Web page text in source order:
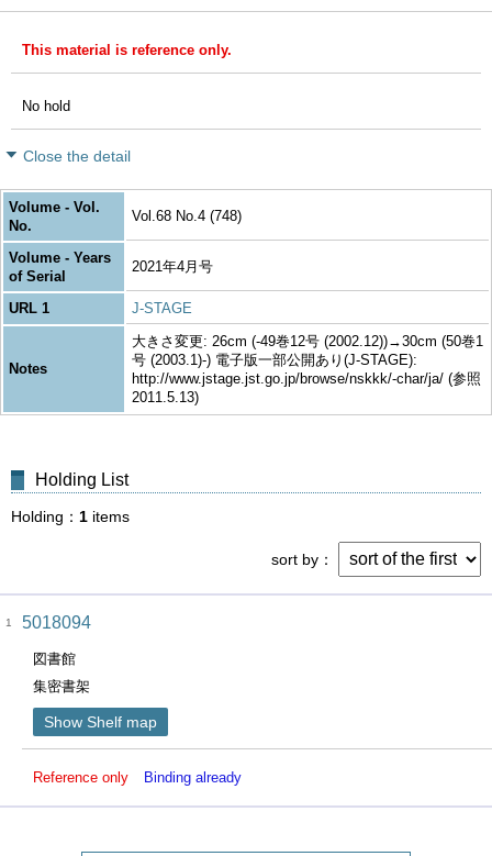
This material is reference only.
No hold
Close the detail
Volume - Vol.
No.
Vol.68 No.4 (748)
Volume - Years
of Serial
2021年4月号
URL 1 J-STAGE
Notes
大きさ変更: 26cm (-49巻12号 (2002.12))→30cm (50巻1
号 (2003.1)-) 電子版一部公開あり(J-STAGE):
http://www.jstage.jst.go.jp/browse/nskkk/-char/ja/ (参照
2011.5.13)
Holding List
Holding 1 items
sort by
1 5018094
図書館
集密書架
Show Shelf map
Reference only Binding already